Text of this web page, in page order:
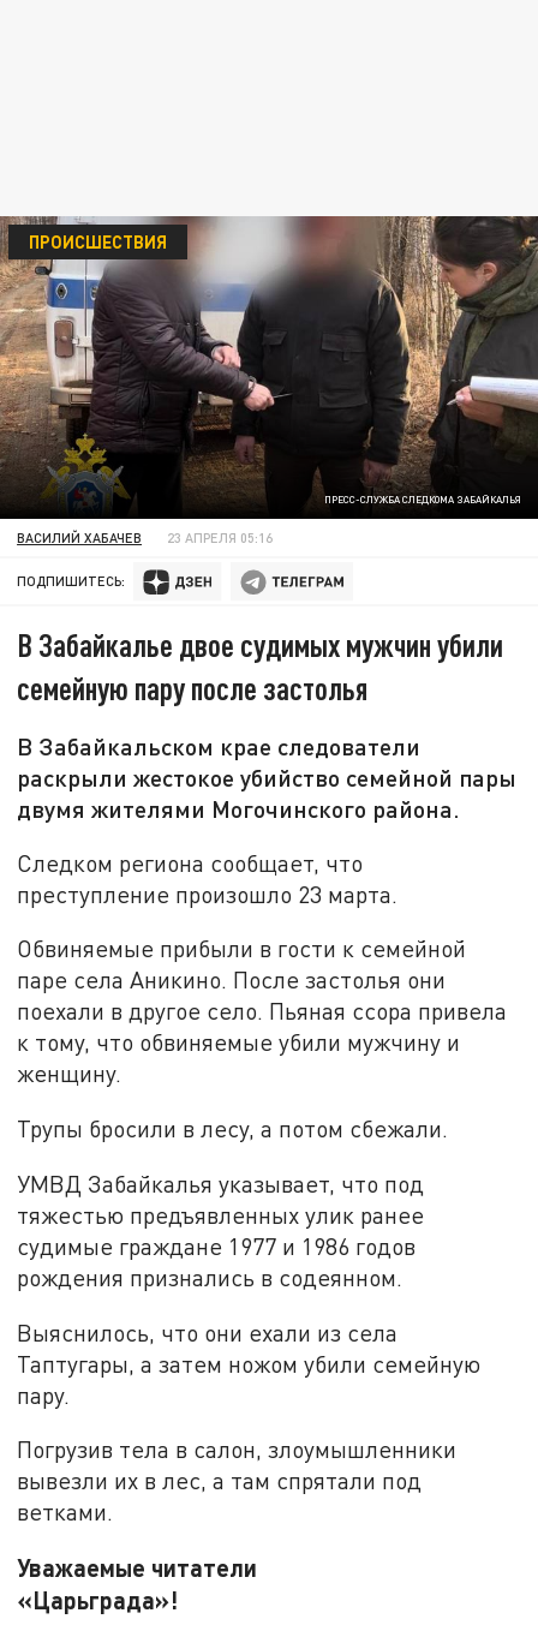
ПРЕСС-СЛУЖБА СЛЕДКОМА ЗАБАЙКАЛЬЯ
ПРОИСШЕСТВИЯ
ВАСИЛИЙ ХАБАЧЕВ 23 АПРЕЛЯ 05:16
ПОДПИШИТЕСЬ:
В Забайкалье двое судимых мужчин убили
семейную пару после застолья
В Забайкальском крае следователи
раскрыли жестокое убийство семейной пары
двумя жителями Могочинского района.
Следком региона сообщает, что
преступление произошло 23 марта.
Обвиняемые прибыли в гости к семейной
паре села Аникино. После застолья они
поехали в другое село. Пьяная ссора привела
к тому, что обвиняемые убили мужчину и
женщину.
Трупы бросили в лесу, а потом сбежали.
УМВД Забайкалья указывает, что под
тяжестью предъявленных улик ранее
судимые граждане 1977 и 1986 годов
рождения признались в содеянном.
Выяснилось, что они ехали из села
Таптугары, а затем ножом убили семейную
пару.
Погрузив тела в салон, злоумышленники
вывезли их в лес, а там спрятали под
ветками.
Уважаемые читатели
«Царьграда»!